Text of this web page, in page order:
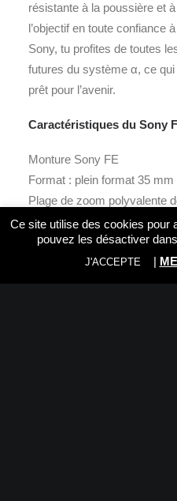
résistante à la poussière et
l’objectif en toute confiance
Sony, tu profites de toutes
futures du système α, ce
prêt pour l’avenir.
Caractéristiques du Sony
Monture Sony FE
Format : plein format 35 mm
Plage de zoom polyvalente
Grande ouverture f/2.0
Lamelles du diaphragme : 11
Conception optique : 19
Distance minimale de mise
Ce site utilise des cookies pour
pouvez les désactiver
J'ACCEPTE |